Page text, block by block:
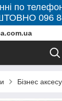
по
096
Бізнес